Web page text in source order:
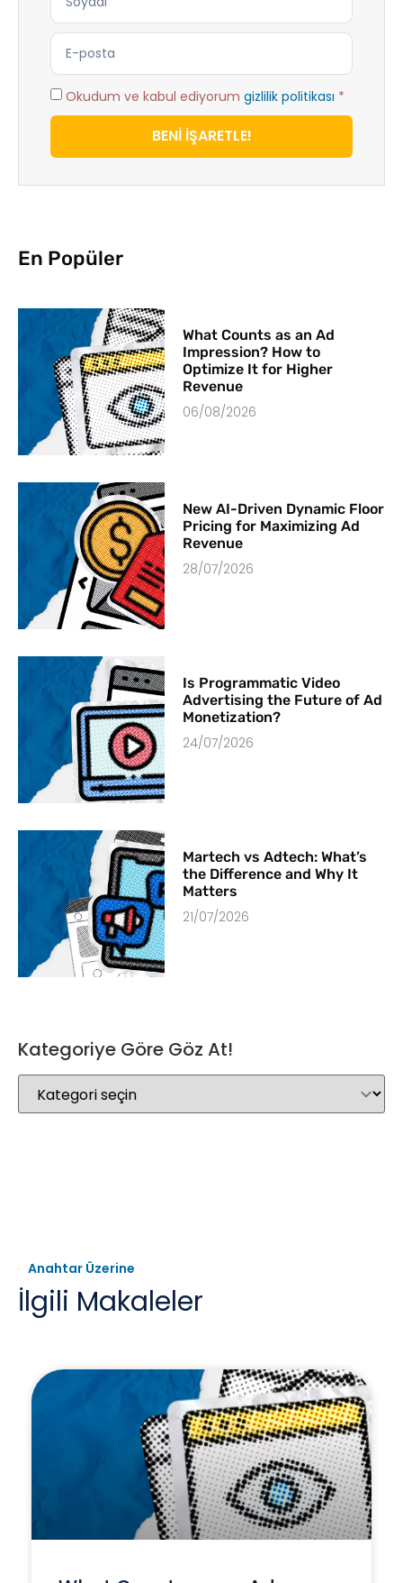
Okudum ve kabul ediyorum gizlilik politikası *
BENİ İŞARETLE!
En Popüler
What Counts as an Ad
Impression? How to
Optimize It for Higher
Revenue
06/08/2026
New AI-Driven Dynamic Floor
Pricing for Maximizing Ad
Revenue
28/07/2026
Is Programmatic Video
Advertising the Future of Ad
Monetization?
24/07/2026
Martech vs Adtech: What’s
the Difference and Why It
Matters
21/07/2026
Kategoriye Göre Göz At!
Anahtar Üzerine
İlgili Makaleler